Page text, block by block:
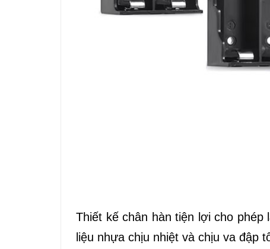
Thiết kế chân hàn tiện lợi cho
liệu nhựa chịu nhiệt và chịu va đập